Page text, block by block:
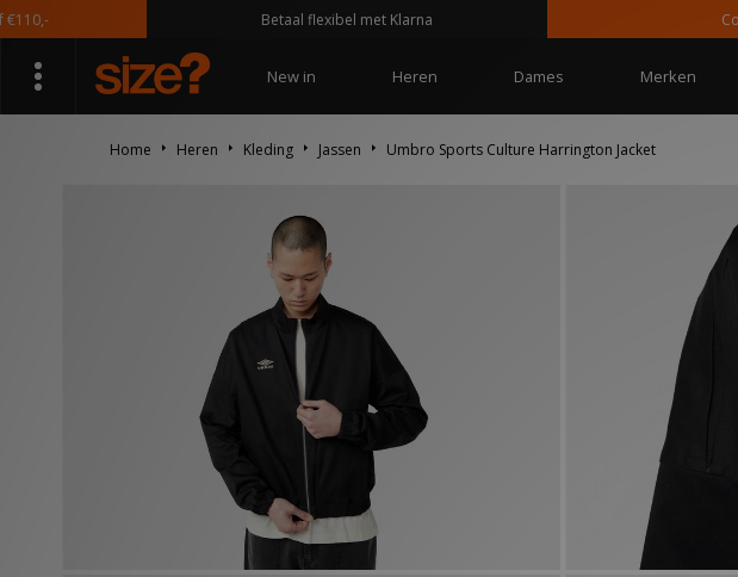
Betaal flexibel met Klarna Contact
New in Heren Dames Merken
Home Heren Kleding Jassen Umbro Sports Culture Harrington Jacket